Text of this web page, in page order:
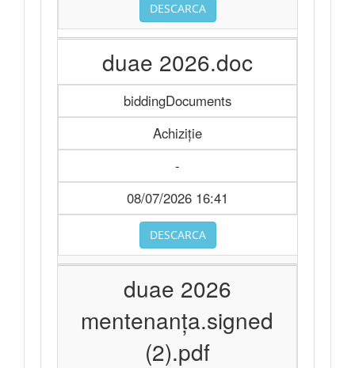
DESCARCA
duae 2026.doc
biddingDocuments
Achiziție
-
08/07/2026 16:41
DESCARCA
duae 2026
mentenanța.signed
(2).pdf